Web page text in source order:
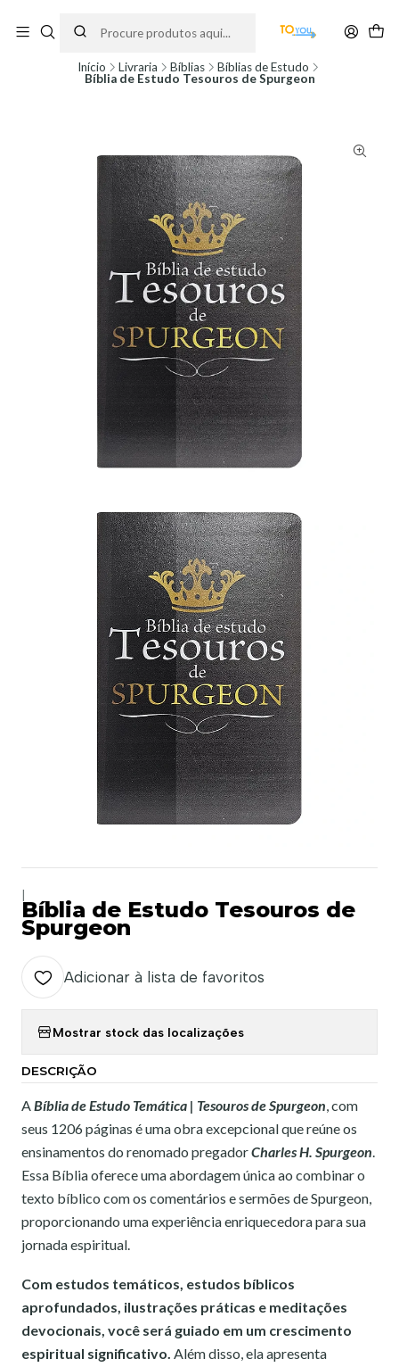
partir do dia 11 de Agosto, às 10H.
Início Livraria Bíblias
Bíblias de Estudo
Bíblia de Estudo Tesouros de Spurgeon
Bíblia de Estudo Tesouros de
Spurgeon
Adicionar à lista de favoritos
Mostrar stock das localizações
DESCRIÇÃO
ABíblia de Estudo Temática | Tesouros de Spurgeon, com
seus 1206 páginas é uma obra excepcional que reúne os
ensinamentos do renomado pregadorCharles H. Spurgeon.
Essa Bíblia oferece uma abordagem única ao combinar o
texto bíblico com os comentários e sermões de Spurgeon,
proporcionando uma experiência enriquecedora para sua
jornada espiritual.
Com estudos temáticos, estudos bíblicos
aprofundados, ilustrações práticas e meditações
devocionais, você será guiado em um crescimento
espiritual significativo. Além disso, ela apresenta